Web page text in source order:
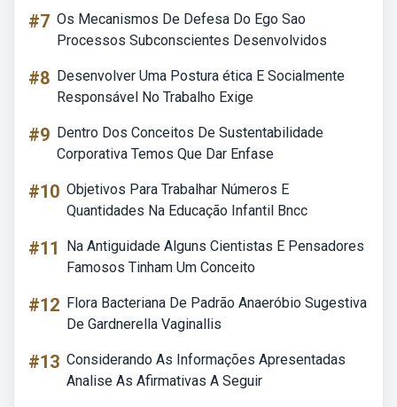
#7 Os Mecanismos De Defesa Do Ego Sao
Processos Subconscientes Desenvolvidos
#8 Desenvolver Uma Postura ética E Socialmente
Responsável No Trabalho Exige
#9 Dentro Dos Conceitos De Sustentabilidade
Corporativa Temos Que Dar Enfase
#10 Objetivos Para Trabalhar Números E
Quantidades Na Educação Infantil Bncc
#11
Na Antiguidade Alguns Cientistas E Pensadores
Famosos Tinham Um Conceito
#12 Flora Bacteriana De Padrão Anaeróbio Sugestiva
De Gardnerella Vaginallis
#13 Considerando As Informações Apresentadas
Analise As Afirmativas A Seguir